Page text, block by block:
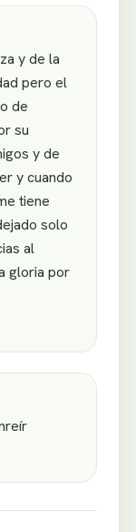
y de la
pero el
de
su
y de
y cuando
tiene
solo
al
gloria por